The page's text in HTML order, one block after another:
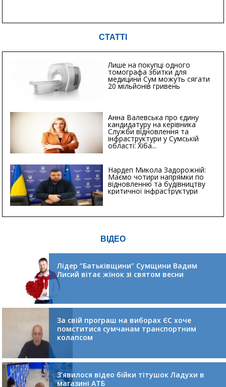
СТАТТІ
Лише на покупці одного
томографа збитки для
медицини Сум можуть сягати
20 мільйонів гривень
Анна Валевська про єдину
кандидатуру на керівника
Служби відновлення та
інфраструктури у Сумській
області: Хіба...
Нардеп Микола Задорожній:
Маємо чотири напрямки по
відновленню та будівництву
критичної інфраструктури
ВІДЕО
Лідер “Батьківщини” Сумщини Вадим
Лисий вітає жінок зі святом весни
За свій програш на виборах ЄС хоче
помститися сумчанам транспортним
колапсом
З’явилося відео бійки тітушок Ладухи в
магазині АТБ